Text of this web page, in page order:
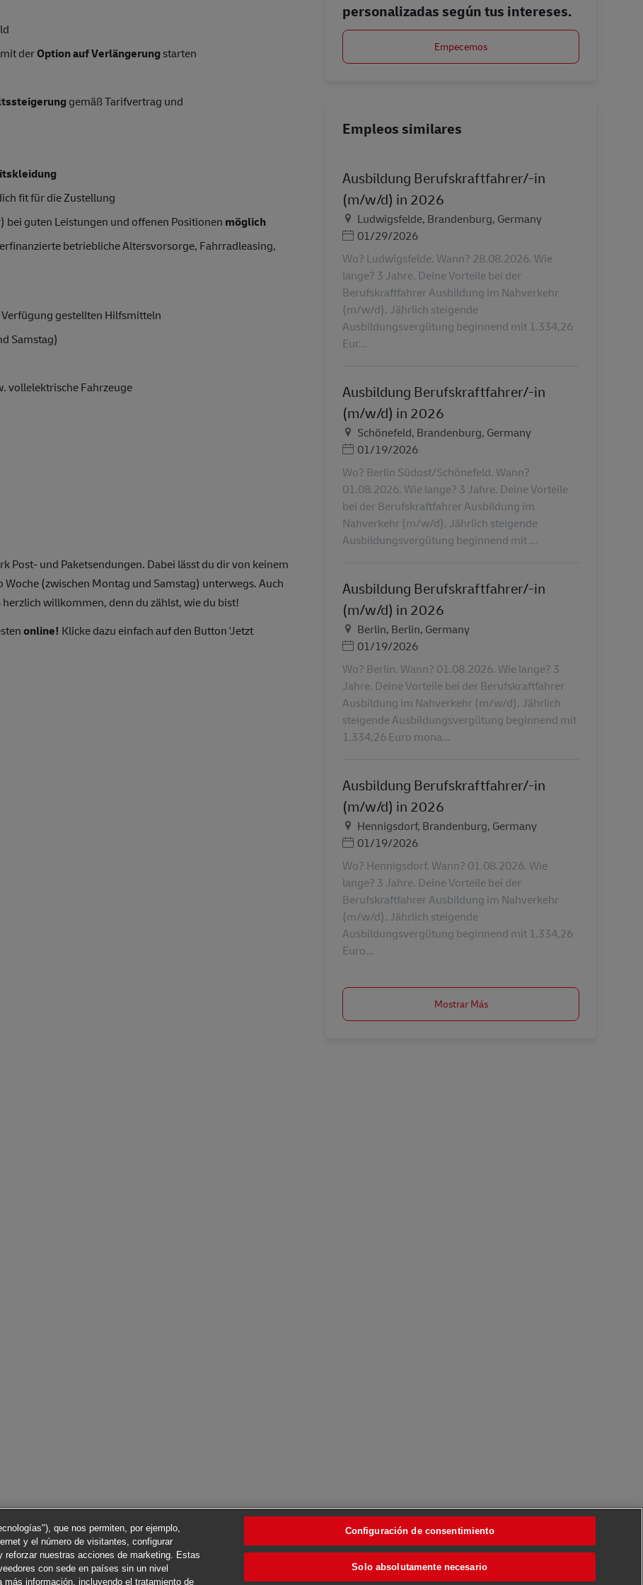
mit derOption auf Verlängerungstarten
gemäß Tarifvertrag und
fit für die Zustellung
bei guten Leistungen und offenen Positionen möglich
betriebliche Altersvorsorge, Fahrradleasing,
gestellten Hilfsmitteln
Samstag)
vollelektrische Fahrzeuge
Post- und Paketsendungen. Dabei lässt du dir von keinem
(zwischen Montag und Samstag) unterwegs. Auch
herzlich willkommen, denn du zählst, wie du bist!
online! Klicke dazu einfach auf den Button 'Jetzt
personalizadas según tus intereses.
Empecemos
Empleos similares
Ausbildung Berufskraftfahrer/-in
(m/w/d) in 2026
Ubicación
Ludwigsfelde, Brandenburg, Germany
Posted Date
01/29/2026
Wo? Ludwigsfelde. Wann? 28.08.2026. Wie
lange? 3 Jahre. Deine Vorteile bei der
Berufskraftfahrer Ausbildung im Nahverkehr
(m/w/d). Jährlich steigende
Ausbildungsvergütung beginnend mit 1.334,26
Eur...
Ausbildung Berufskraftfahrer/-in
(m/w/d) in 2026
Ubicación
Schönefeld, Brandenburg, Germany
Posted Date
01/19/2026
Wo? Berlin Südost/Schönefeld. Wann?
01.08.2026. Wie lange? 3 Jahre. Deine Vorteile
bei der Berufskraftfahrer Ausbildung im
Nahverkehr (m/w/d). Jährlich steigende
Ausbildungsvergütung beginnend mit ...
Ausbildung Berufskraftfahrer/-in
(m/w/d) in 2026
Ubicación
Berlin, Berlin, Germany
Posted Date
01/19/2026
Wo? Berlin. Wann? 01.08.2026. Wie lange? 3
Jahre. Deine Vorteile bei der Berufskraftfahrer
Ausbildung im Nahverkehr (m/w/d). Jährlich
steigende Ausbildungsvergütung beginnend mit
1.334,26 Euro mona...
Ausbildung Berufskraftfahrer/-in
(m/w/d) in 2026
Ubicación
Hennigsdorf, Brandenburg, Germany
Posted Date
01/19/2026
Wo? Hennigsdorf. Wann? 01.08.2026. Wie
lange? 3 Jahre. Deine Vorteile bei der
Berufskraftfahrer Ausbildung im Nahverkehr
(m/w/d). Jährlich steigende
Ausbildungsvergütung beginnend mit 1.334,26
Euro...
Mostrar Más
que nos permiten, por ejemplo,
y el número de visitantes, configurar
nuestras acciones de marketing. Estas
con sede en países sin un nivel
información, incluyendo el tratamiento de
Configuración de consentimiento
Solo absolutamente necesario